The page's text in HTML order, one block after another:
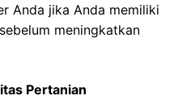
Anda jika Anda memiliki
meningkatkan
Pertanian